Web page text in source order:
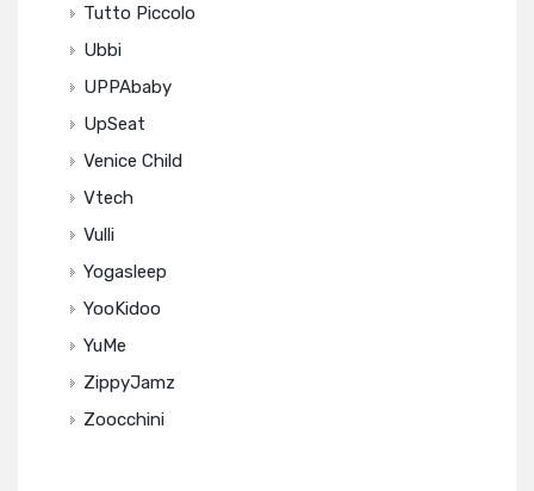
Tutto Piccolo
Ubbi
UPPAbaby
UpSeat
Venice Child
Vtech
Vulli
Yogasleep
YooKidoo
YuMe
ZippyJamz
Zoocchini